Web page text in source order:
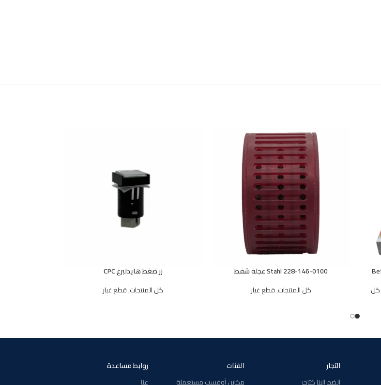
كل
Stahl 228-146-0100 عجلة شفط
كل المنتجات,قطع غيار
زر ضغط هايدلبرغ CPC
كل المنتجات,قطع غيار
التجار
انضم الينا كتاجر
الفئات
مكاين أوفست مستعملة
روابط مساعدة
عنا